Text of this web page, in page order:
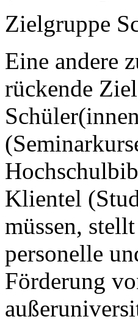
Zielgruppe
Eine andere
rückende
Klientel
müssen,
personelle
Förderung